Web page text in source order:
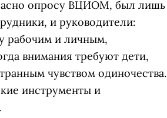
опросу ВЦИОМ, был лишь
и руководители:
рабочим и личным,
внимания требуют дети,
чувством одиночества.
инструменты и